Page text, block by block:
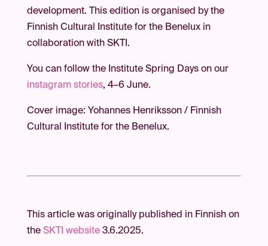
development. This edition is organised by the
Finnish Cultural Institute for the Benelux in
collaboration with SKTI.
You can follow the Institute Spring Days on our
instagram stories, 4–6 June.
Cover image: Yohannes Henriksson / Finnish
Cultural Institute for the Benelux.
This article was originally published in Finnish on
the SKTI website3.6.2025.